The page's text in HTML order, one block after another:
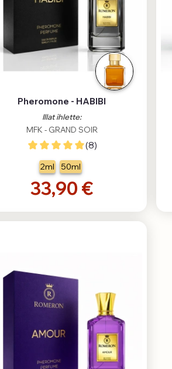
Pheromone - HABIBI
Illat ihlette:
MFK - GRAND SOIR
(8)
2ml 50ml
33,90 €